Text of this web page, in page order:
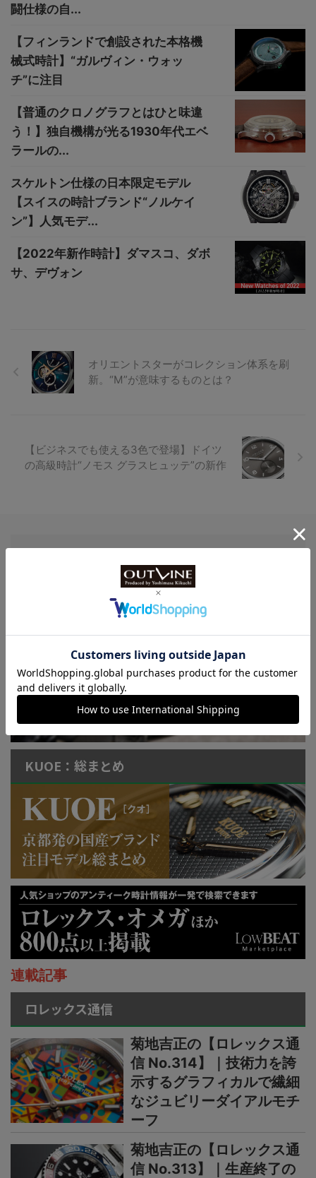
闘仕様の自...
【フィンランドで創設された本格機
械式時計】“ガルヴィン・ウォッ
チ”に注目
【普通のクロノグラフとはひと味違
う！】独自機構が光る1930年代エベ
ラールの...
スケルトン仕様の日本限定モデル
【スイスの時計ブランド“ノルケイ
ン”】人気モデ...
【2022年新作時計】ダマスコ、ダボ
サ、デヴォン
オリエントスターがコレクション体系を刷
新。“M”が意味するものとは？
【ビジネスでも使える3色で登場】ドイツ
の高級時計“ノモス グラスヒュッテ”の新作
Watch LIFE NEWS
LowBEAT Marketplace
KUOE：総まとめ
連載記事
ロレックス通信
菊地吉正の【ロレックス通
信 No.314】｜技術力を誇
示するグラフィカルで繊細
なジュビリーダイアルモチ
ーフ
菊地吉正の【ロレックス通
信 No.313】｜生産終了の